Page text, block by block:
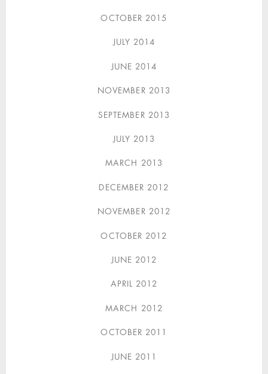
OCTOBER 2015
JULY 2014
JUNE 2014
NOVEMBER 2013
SEPTEMBER 2013
JULY 2013
MARCH 2013
DECEMBER 2012
NOVEMBER 2012
OCTOBER 2012
JUNE 2012
APRIL 2012
MARCH 2012
OCTOBER 2011
JUNE 2011